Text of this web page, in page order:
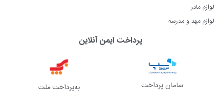
لوازم مادر
لوازم مهد و مدرسه
پرداخت ایمن آنلاین
سامان پرداخت به‌پرداخت ملت